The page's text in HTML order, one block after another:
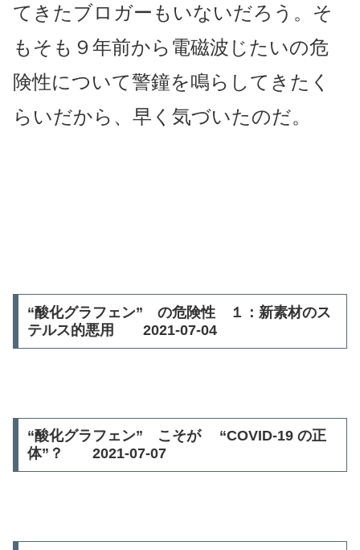
てきたブロガーもいないだろう。そ
もそも９年前から電磁波じたいの危
険性について警鐘を鳴らしてきたく
らいだから、早く気づいたのだ。
“酸化グラフェン” の危険性 １：新素材のス
テルス的悪用 2021-07-04
“酸化グラフェン” こそが “COVID-19 の正
体”？ 2021-07-07